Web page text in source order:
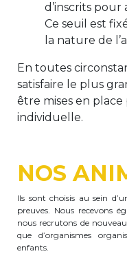
+32 (0)2 375 94
Garderie
services.be
BE91 3631 6790
d’inscrits
Ce seuil est
la nature de
En toutes
satisfaire le plus
être mises en
individuelle.
NOS
Ils sont choisis au sein
preuves. Nous recevons
nous recrutons de
que d’organismes
enfants.